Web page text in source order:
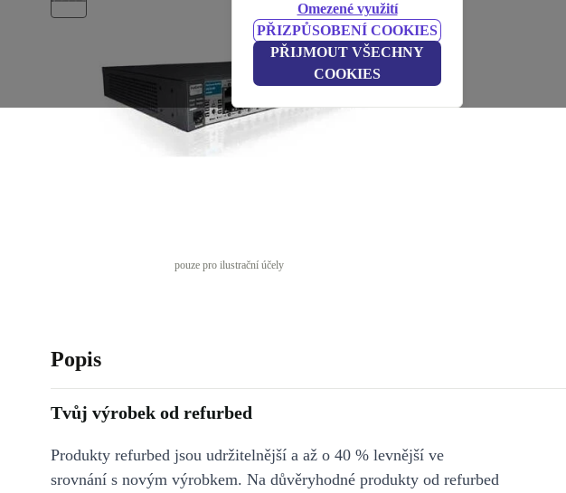
Omezené využití
PŘIZPŮSOBENÍ COOKIES
PŘIJMOUT VŠECHNY
COOKIES
pouze pro ilustrační účely
Popis
Tvůj výrobek od refurbed
Produkty refurbed jsou udržitelnější a až o 40 % levnější ve
srovnání s novým výrobkem. Na důvěryhodné produkty od refurbed